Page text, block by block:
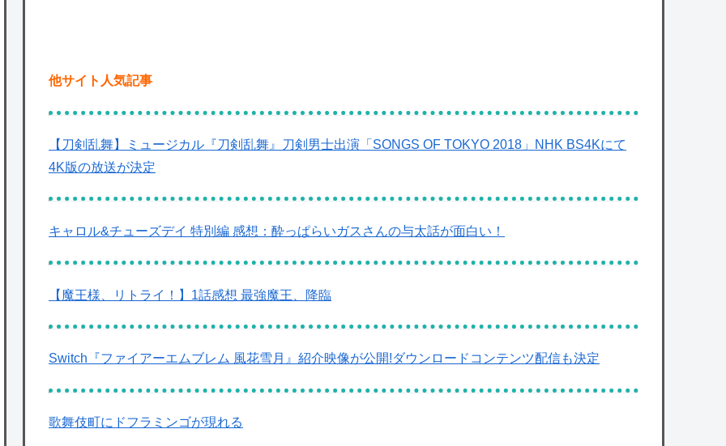
他サイト人気記事
【刀剣乱舞】ミュージカル『刀剣乱舞』刀剣男士出演「SONGS OF TOKYO 2018」NHK BS4Kにて
4K版の放送が決定
キャロル&チューズデイ 特別編 感想：酔っぱらいガスさんの与太話が面白い！
【魔王様、リトライ！】1話感想 最強魔王、降臨
Switch『ファイアーエムブレム 風花雪月』紹介映像が公開!ダウンロードコンテンツ配信も決定
歌舞伎町にドフラミンゴが現れる